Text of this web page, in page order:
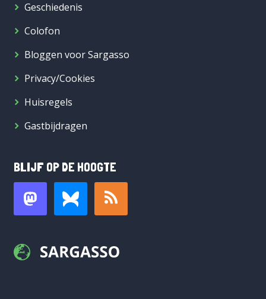
Geschiedenis
Colofon
Bloggen voor Sargasso
Privacy/Cookies
Huisregels
Gastbijdragen
BLIJF OP DE HOOGTE